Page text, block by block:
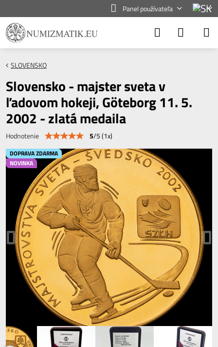
Panel používateľa
DOPRAVA ZDARMA
NOVINKA
SLOVENSKO
Slovensko - majster sveta v
ľadovom hokeji, Göteborg 11. 5.
2002 - zlatá medaila
Hodnotenie 5/5(1x)